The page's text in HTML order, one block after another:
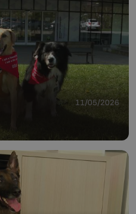
11/05/2026